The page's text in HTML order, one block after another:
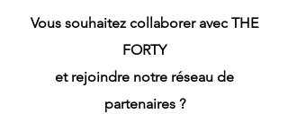
Vous souhaitez collaborer avec THE
FORTY
et rejoindre notre réseau de
partenaires ?